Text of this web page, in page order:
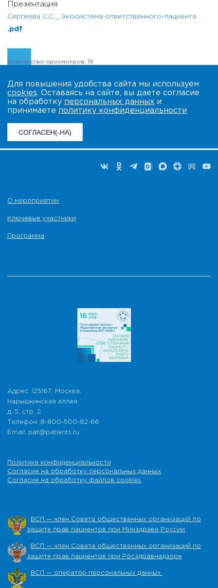
Презентация
Сергеева С.С._ Экосистема-ответственного-пациента
.pdf
Количество просмотров: 19
Для повышения удобства сайта мы используем
cookies. Оставаясь на сайте, вы даете согласие
на обработку персональных данных и
принимаете политику конфиденциальности
СОГЛАСЕН(-НА)
О мероприятии
Ключевые участники
Программа
Адрес: 125167, Москва,
Нарышкинская аллея
д. 5, стр. 2
Телефон: 8-800-500-82-66
Email: pat@patients.ru
Политика конфиденциальности
Согласие на обработку персональных данных
Согласие на обработку файлов cookies
ВСП — член Совета общественных организаций по
защите прав пациентов при Минздраве России
ВСП — член Совета общественных организаций по
защите прав пациентов при Росздравнадзоре
ВСП — оператор персональных данных